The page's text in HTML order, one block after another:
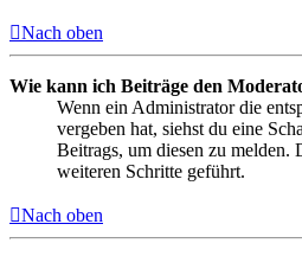
Nach oben
Wie kann ich Beiträge den
Wenn ein Administrator die
vergeben hat, siehst du eine
Beitrags, um diesen zu melden.
weiteren Schritte geführt.
Nach oben